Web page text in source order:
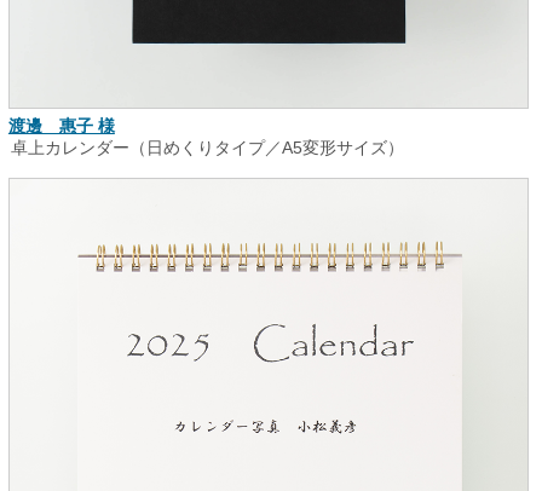
渡邊 惠子 様
卓上カレンダー（日めくりタイプ／A5変形サイズ）